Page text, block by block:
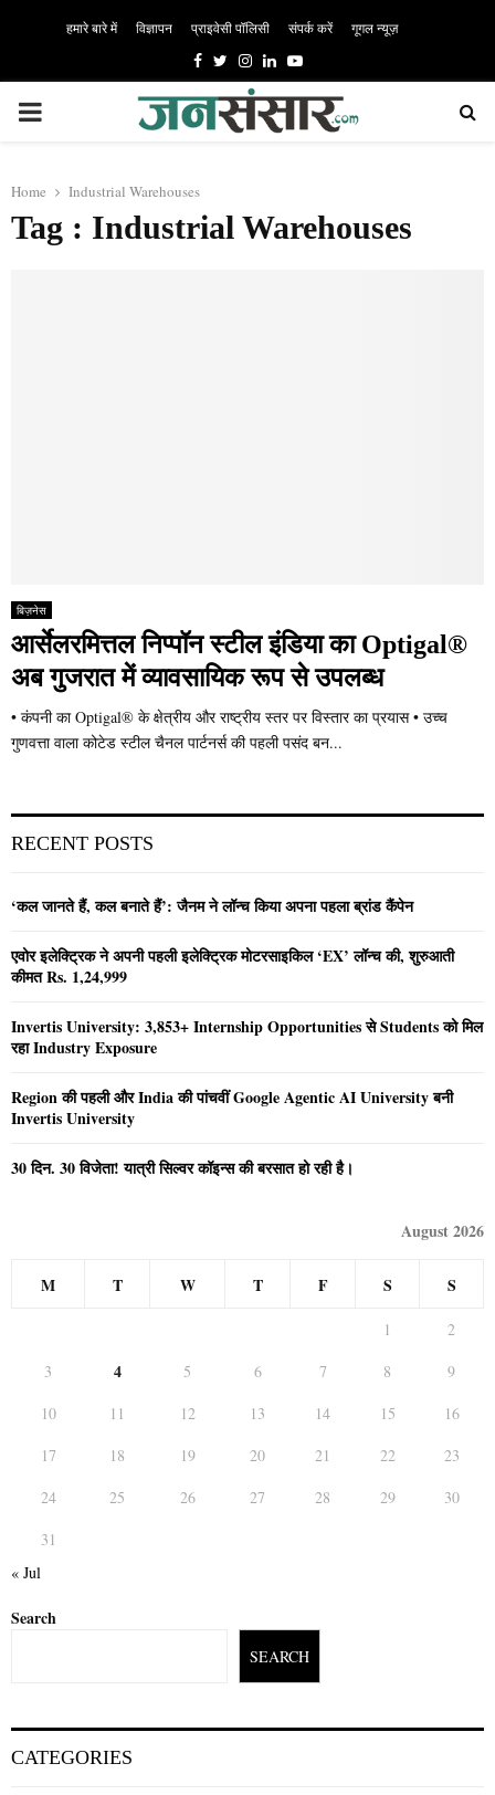
हमारे बारे में विज्ञापन प्राइवेसी पॉलिसी संपर्क करें गूगल न्यूज़
Facebook
TwitterInstagram
LinkedinYoutube
PRIMARY
Home Industrial Warehouses
Tag : Industrial Warehouses
बिज़नेस
आर्सेलरमित्तल निप्पॉन स्टील इंडिया का Optigal®
अब गुजरात में व्यावसायिक रूप से उपलब्ध
• कंपनी का Optigal® के क्षेत्रीय और राष्ट्रीय स्तर पर विस्तार का प्रयास • उच्च
गुणवत्ता वाला कोटेड स्टील चैनल पार्टनर्स की पहली पसंद बन...
RECENT POSTS
‘कल जानते हैं, कल बनाते हैं’: जैनम ने लॉन्च किया अपना पहला ब्रांड कैंपेन
एवोर इलेक्ट्रिक ने अपनी पहली इलेक्ट्रिक मोटरसाइकिल ‘EX’ लॉन्च की, शुरुआती
कीमत Rs. 1,24,999
Invertis University: 3,853+ Internship Opportunities से Students को मिल
रहा Industry Exposure
Region की पहली और India की पांचवीं Google Agentic AI University बनी
Invertis University
30 दिन. 30 विजेता! यात्री सिल्वर कॉइन्स की बरसात हो रही है।
August 2026
M T W T F S S
1
2
3
4 5 6 7 8
9
10
11 12 13 14 15
16
17
18 19 20 21 22
23
24
25 26 27 28 29
30
31
« Jul
Search
SEARCH
CATEGORIES